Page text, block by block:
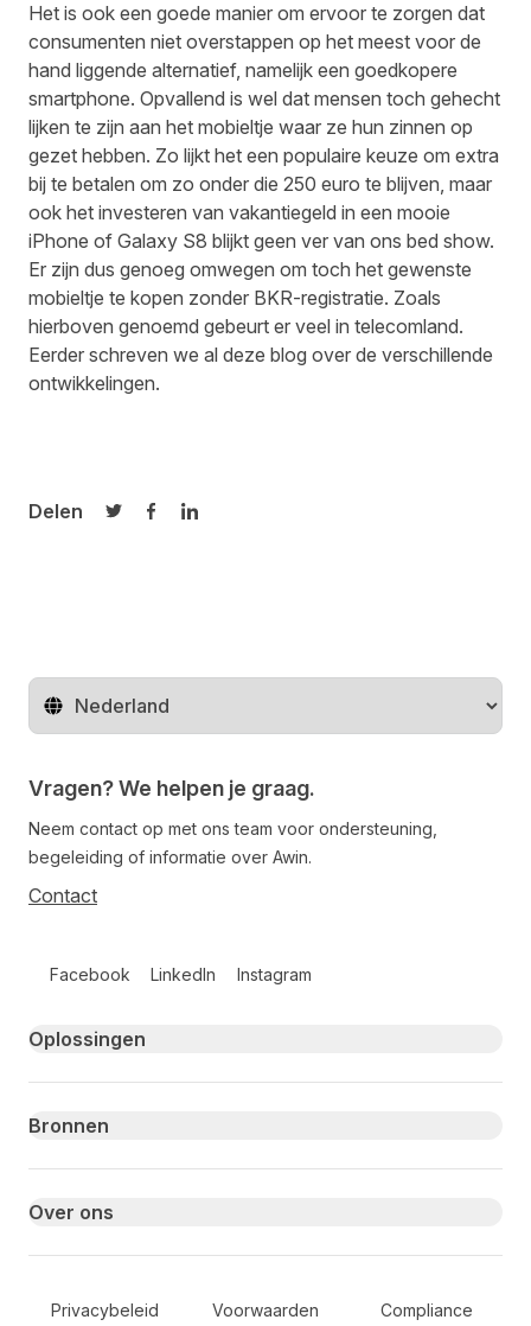
Het is ook een goede manier om ervoor te zorgen dat
consumenten niet overstappen op het meest voor de
hand liggende alternatief, namelijk een goedkopere
smartphone. Opvallend is wel dat mensen toch gehecht
lijken te zijn aan het mobieltje waar ze hun zinnen op
gezet hebben. Zo lijkt het een populaire keuze om extra
bij te betalen om zo onder die 250 euro te blijven, maar
ook het investeren van vakantiegeld in een mooie
iPhone of Galaxy S8 blijkt geen ver van ons bed show.
Er zijn dus genoeg omwegen om toch het gewenste
mobieltje te kopen zonder BKR-registratie. Zoals
hierboven genoemd gebeurt er veel in telecomland.
Eerder schreven we al deze blog over de verschillende
ontwikkelingen.
Delen
Delen op Twitter
Delen op Facebook
Delen op LinkedIn
Regio wijzigen
Vragen? We helpen je graag.
Neem contact op met ons team voor ondersteuning,
begeleiding of informatie over Awin.
Contact
Facebook LinkedIn Instagram
Primary footer navigation
Oplossingen
Bronnen
Over ons
Secondary Footer Navigation
Privacybeleid
Voorwaarden
Compliance